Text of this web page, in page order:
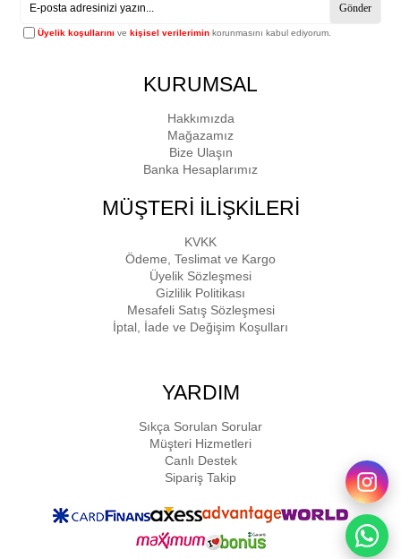
Gönder
Üyelik koşullarını vekişisel verilerimin korunmasını kabul ediyorum.
KURUMSAL
Hakkımızda
Mağazamız
Bize Ulaşın
Banka Hesaplarımız
MÜŞTERİ İLİŞKİLERİ
KVKK
Ödeme, Teslimat ve Kargo
Üyelik Sözleşmesi
Gizlilik Politikası
Mesafeli Satış Sözleşmesi
İptal, İade ve Değişim Koşulları
YARDIM
Sıkça Sorulan Sorular
Müşteri Hizmetleri
Canlı Destek
Sipariş Takip